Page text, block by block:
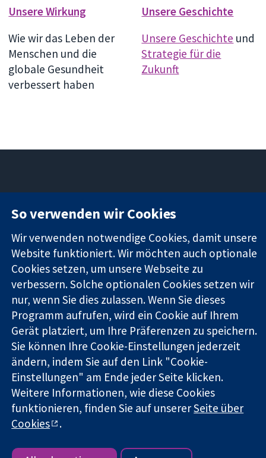
Unsere Wirkung
Wie wir das Leben der
Menschen und die
globale Gesundheit
verbessert haben
Unsere Geschichte
Unsere Geschichte und
Strategie für die
Zukunft
Evidenz
Informierte
Entscheidungen
Bessere
Gesundheit
Square
W1G0AN
Vereinigtes
Königreich
Pressestelle
Über uns
Cochrane
Library
Die Cochrane Collaboration ist eine gemeinützige Organisation
(Nr. 1045921) und in England und in Wales als eine Gesellschaft
mit beschränkter Haftung (Nr. 03044323) registriert.
Umsatzsteuer-Identifikationsnummer GB 718 2127 49.
Copyright © 2026 The Cochrane Collaboration
Bedingungen für die Webseite
Haftungsausschluss|
Datenschutz| Cookie-Richtlinien
So verwenden wir Cookies
Wir verwenden notwendige Cookies, damit unsere
Website funktioniert. Wir möchten auch optionale
Cookies setzen, um unsere Webseite zu
verbessern. Solche optionalen Cookies setzen wir
nur, wenn Sie dies zulassen. Wenn Sie dieses
Programm aufrufen, wird ein Cookie auf Ihrem
Gerät platziert, um Ihre Präferenzen zu speichern.
Sie können Ihre Cookie-Einstellungen jederzeit
ändern, indem Sie auf den Link "Cookie-
Einstellungen" am Ende jeder Seite klicken.
Weitere Informationen, wie diese Cookies
funktionieren, finden Sie auf unsererSeite über
Cookies
.